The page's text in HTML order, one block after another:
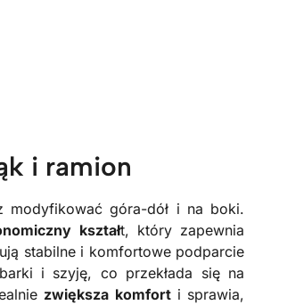
i ramion
modyfikować góra-dół i na boki.
kształt, który zapewnia
stabilne i komfortowe podparcie
i szyję, co przekłada się na
zwiększa komforti sprawia,